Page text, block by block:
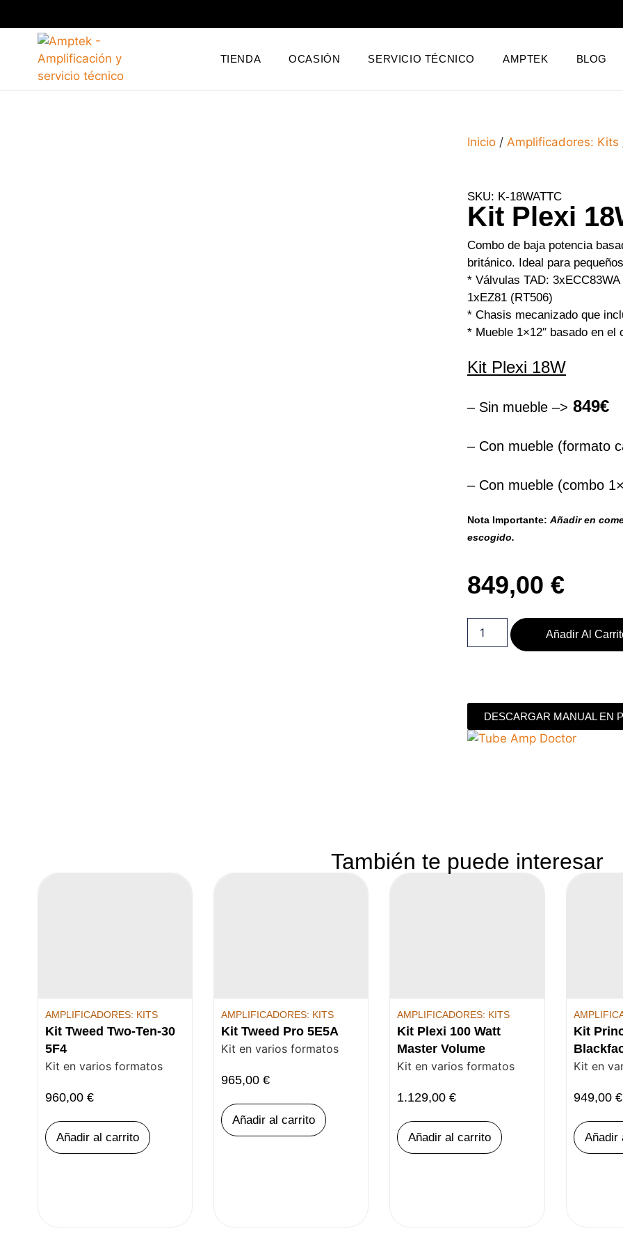
TIENDA OCASIÓN SERVICIO TÉCNICO AMPTEK BLOG
Inicio / Amplificadores: Kits
SKU: K-18WATTC
Kit Plexi
Combo de baja potencia
británico. Ideal para
* Válvulas TAD:
1xEZ81 (RT506)
* Chasis mecanizado que
* Mueble 1×12″ basado en el
Kit Plexi 18W
– Sin mueble –> 849€
– Con mueble (formato
– Con mueble (combo
Nota Importante: Añadir en
escogido.
849,00 €
Añadir Al
DESCARGAR MANUAL EN
También te puede interesar
AMPLIFICADORES: KITS
Kit Tweed Two-Ten-30
5F4
Kit en varios formatos
960,00 €
Añadir al carrito
AMPLIFICADORES: KITS
Kit Tweed Pro 5E5A
Kit en varios formatos
965,00€
Añadir al carrito
AMPLIFICADORES: KITS
Kit Plexi 100 Watt
Master Volume
Kit en varios formatos
1.129,00€
Añadir al carrito
Kit
Kit en
949,00 €
Añadir